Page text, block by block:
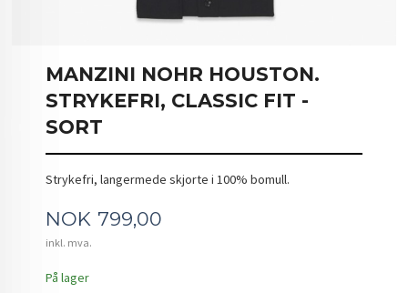
MANZINI NOHR HOUSTON.
STRYKEFRI, CLASSIC FIT -
SORT
Strykefri, langermede skjorte i 100% bomull.
Pris
NOK 799,00
inkl. mva.
På lager